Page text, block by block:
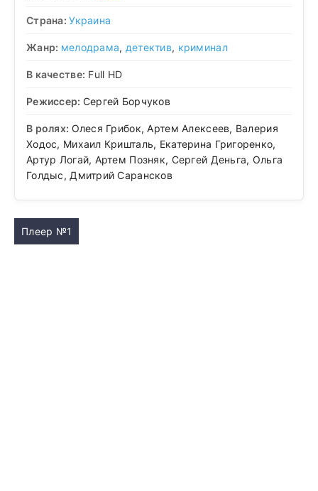
Страна:Украина
Жанр: мелодрама, детектив, криминал
В качестве: Full HD
Режиссер: Сергей Борчуков
В ролях: Олеся Грибок, Артем Алексеев, Валерия
Ходос, Михаил Кришталь, Екатерина Григоренко,
Артур Логай, Артем Позняк, Сергей Деньга, Ольга
Голдыс, Дмитрий Сарансков
Плеер №1